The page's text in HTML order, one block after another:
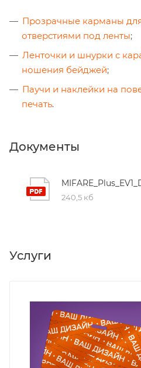
Прозрачные карманы
отверстиями под ленты;
Ленточки и шнурки с
ношения бейджей;
Паучи и наклейки на
печать.
Документы
240,5 кб
Услуги